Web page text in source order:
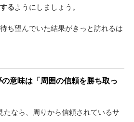
るようにしましょう。
ち望んでいた結果がきっと訪れるは
意味は「周囲の信頼を勝ち取っ
たなら、周りから信頼されているサ